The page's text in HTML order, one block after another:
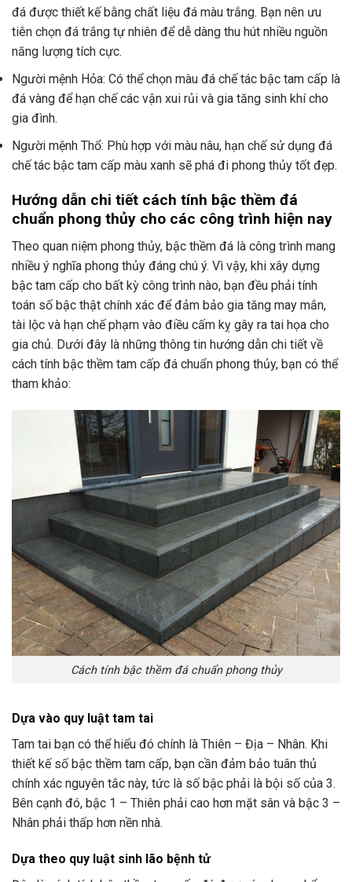
đá được thiết kế bằng chất liệu đá màu trắng. Bạn nên ưu
tiên chọn đá trắng tự nhiên để dễ dàng thu hút nhiều nguồn
năng lượng tích cực.
Người mệnh Hỏa: Có thể chọn màu đá chế tác bậc tam cấp là
đá vàng để hạn chế các vận xui rủi và gia tăng sinh khí cho
gia đình.
Người mệnh Thổ: Phù hợp với màu nâu, hạn chế sử dụng đá
chế tác bậc tam cấp màu xanh sẽ phá đi phong thủy tốt đẹp.
Hướng dẫn chi tiết cách tính bậc thềm đá
chuẩn phong thủy cho các công trình hiện nay
Theo quan niệm phong thủy, bậc thềm đá là công trình mang
nhiều ý nghĩa phong thủy đáng chú ý. Vì vậy, khi xây dựng
bậc tam cấp cho bất kỳ công trình nào, bạn đều phải tính
toán số bậc thật chính xác để đảm bảo gia tăng may mắn,
tài lộc và hạn chế phạm vào điều cấm kỵ gây ra tai họa cho
gia chủ. Dưới đây là những thông tin hướng dẫn chi tiết về
cách tính bậc thềm tam cấp đá chuẩn phong thủy, bạn có thể
tham khảo:
Cách tính bậc thềm đá chuẩn phong thủy
Dựa vào quy luật tam tai
Tam tai bạn có thể hiểu đó chính là Thiên – Địa – Nhân. Khi
thiết kế số bậc thềm tam cấp, bạn cần đảm bảo tuân thủ
chính xác nguyên tắc này, tức là số bậc phải là bội số của 3.
Bên cạnh đó, bậc 1 – Thiên phải cao hơn mặt sân và bậc 3 –
Nhân phải thấp hơn nền nhà.
Dựa theo quy luật sinh lão bệnh tử